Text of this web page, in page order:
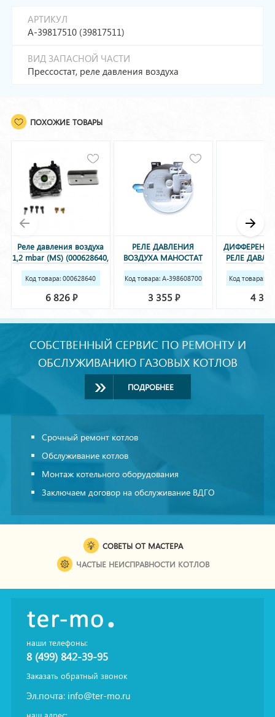
АРТИКУЛ
A-39817510 (39817511)
ВИД ЗАПАСНОЙ ЧАСТИ
Прессостат, реле давления воздуха
ПОХОЖИЕ ТОВАРЫ
Реле давления воздуха
1,2 mbar (MS) (000628640,
721890700, 721890800,
618470)
Код товара: 000628640
6 826 Р
РЕЛЕ ДАВЛЕНИЯ
ВОЗДУХА МАНОСТАТ
FORTUNA F10-24 PRO
398608700
Код товара: A-398608700
3 355 Р
РЕЛЕ
3000/U032/
709
Код товара:
4
СОБСТВЕННЫЙ СЕРВИС ПО РЕМОНТУ И
ОБСЛУЖИВАНИЮ ГАЗОВЫХ КОТЛОВ
ПОДРОБНЕЕ
Срочный ремонт котлов
Обслуживание котлов
Монтаж котельного оборудования
Заключаем договор на обслуживание ВДГО
СОВЕТЫ ОТ МАСТЕРА
ЧАСТЫЕ НЕИСПРАВНОСТИ КОТЛОВ
наши телефоны:
8 (499) 842-39-95
Заказать обратный звонок
Эл.почта: info@ter-mo.ru
наш адрес: